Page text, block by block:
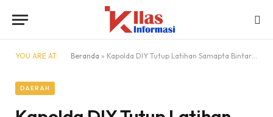
YOU ARE AT: Beranda » Kapolda DIY Tutup Latihan Samapta Bintara Remaja 2024, Ini Pesan Penting untuk Polri Masa Depan!
DAERAH